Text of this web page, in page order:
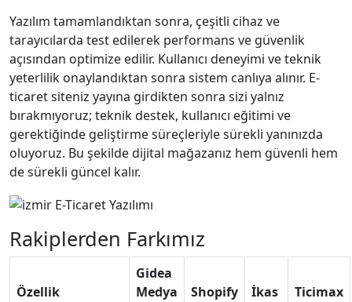
Yazılım tamamlandıktan sonra, çeşitli cihaz ve
tarayıcılarda test edilerek performans ve güvenlik
açısından optimize edilir. Kullanıcı deneyimi ve teknik
yeterlilik onaylandıktan sonra sistem canlıya alınır. E-
ticaret siteniz yayına girdikten sonra sizi yalnız
bırakmıyoruz; teknik destek, kullanıcı eğitimi ve
gerektiğinde geliştirme süreçleriyle sürekli yanınızda
oluyoruz. Bu şekilde dijital mağazanız hem güvenli hem
de sürekli güncel kalır.
Rakiplerden Farkımız
Özellik
Gidea
Medya
Shopify İkas
Ticimax